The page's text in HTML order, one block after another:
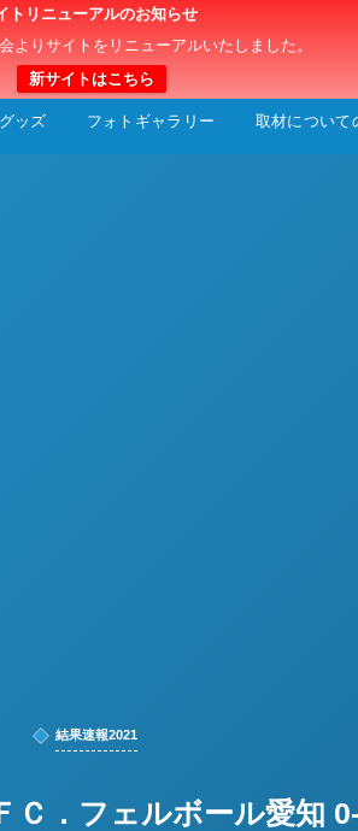
トリニューアルのお知らせ
よりサイトをリニューアルいたしました。
新サイトはこちら
サッカー選手権（U-15）大
ッズ フォトギャラリー 取材について
結果速報2021
．フェルボール愛知